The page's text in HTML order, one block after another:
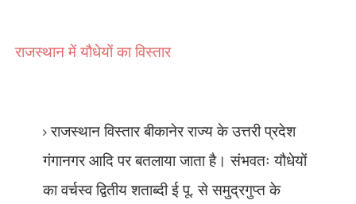
राजस्थान में यौधेयों काविस्तार
राजस्थानविस्तार बीकानेर राज्य के उत्तरी प्रदेश
गंगानगर आदि पर बतलाया जाता है। संभवतः यौधेयों
का वर्चस्व द्वितीय शताब्दी ई पू. से समुद्रगुप्त के